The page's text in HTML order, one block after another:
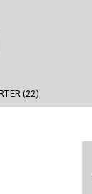
(22)